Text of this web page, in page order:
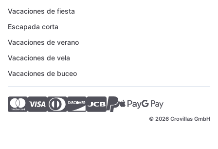
Vacaciones de fiesta
Escapada corta
Vacaciones de verano
Vacaciones de vela
Vacaciones de buceo
© 2026 Crovillas GmbH